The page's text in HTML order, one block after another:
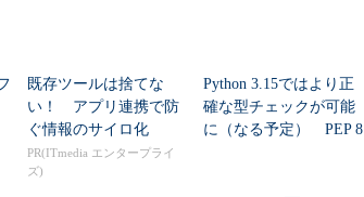
既存ツールは捨てな
い！ アプリ連携で防
ぐ情報のサイロ化
PR(ITmedia エンタープライ
ズ)
Python 3.15ではより正
確な型チェックが可能
に（なる予定） PEP 8